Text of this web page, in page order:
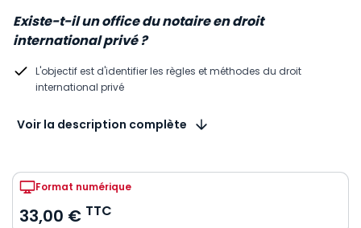
Existe-t-il un office du notaire en droit
international privé ?
L'objectif est d'identifier les règles et méthodes du droit
international privé
Voir la description complète
Format numérique
33,00 € TTC